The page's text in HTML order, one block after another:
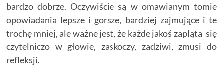
bardzo dobrze. Oczywiście są w omawianym tomie
opowiadania lepsze i gorsze, bardziej zajmujące i te
trochę mniej, ale ważne jest, że każde jakoś zapląta się
czytelniczo w głowie, zaskoczy, zadziwi, zmusi do
refleksji.